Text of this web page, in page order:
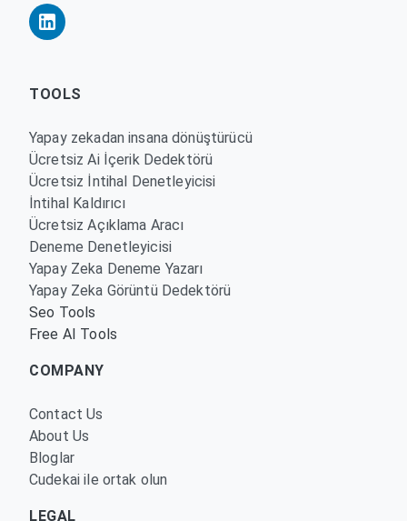
TOOLS
Yapay zekadan insana dönüştürücü
Ücretsiz Ai İçerik Dedektörü
Ücretsiz İntihal Denetleyicisi
İntihal Kaldırıcı
Ücretsiz Açıklama Aracı
Deneme Denetleyicisi
Yapay Zeka Deneme Yazarı
Yapay Zeka Görüntü Dedektörü
Seo Tools
Free AI Tools
COMPANY
Contact Us
About Us
Bloglar
Cudekai ile ortak olun
LEGAL